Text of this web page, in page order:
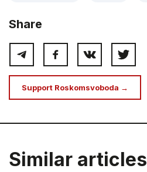
Share
Support Roskomsvoboda →
Similar articles